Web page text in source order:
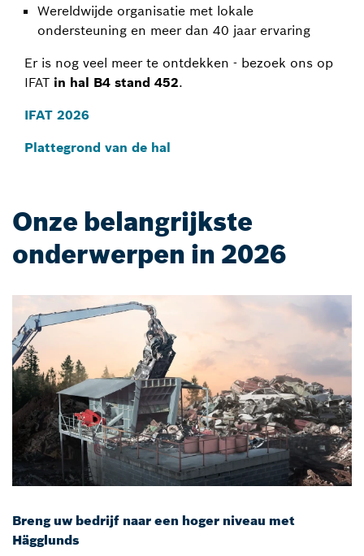
Wereldwijde organisatie met lokale
ondersteuning en meer dan 40 jaar ervaring
Er is nog veel meer te ontdekken - bezoek ons op
IFAT in hal B4 stand 452.
IFAT 2026
Plattegrond van de hal
Onze belangrijkste
onderwerpen in 2026
Breng uw bedrijf naar een hoger niveau met
Hägglunds